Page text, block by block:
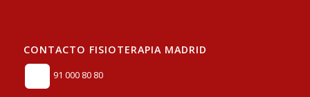
CONTACTO FISIOTERAPIA MADRID
91 000 80 80